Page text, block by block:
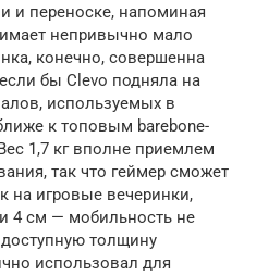
и переноске, напоминая
непривычно мало
конечно, совершенна
бы Clevo подняла на
используемых в
к топовым barebone-
1,7 кг вполне приемлем
так что геймер сможет
на игровые вечеринки,
4 см — мобильность не
толщину
использовал для